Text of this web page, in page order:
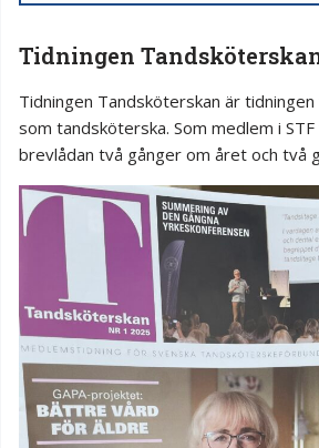
Tidningen
Tidningen Tandsköterskan är
som tandsköterska. Som medlem i
brevlådan två gånger om året och två